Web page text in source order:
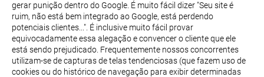
gerar punição dentro do Google. É muito fácil dizer "Seu site é
ruim, não está bem integrado ao Google, está perdendo
potenciais clientes...". É inclusive muito fácil provar
equivocadamente essa alegação e convencer o cliente que ele
está sendo prejudicado. Frequentemente nossos concorrentes
utilizam-se de capturas de telas tendenciosas (que fazem uso de
cookies ou do histórico de navegação para exibir determinadas